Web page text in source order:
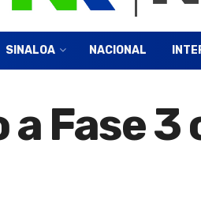
SINALOA NACIONAL
Fase